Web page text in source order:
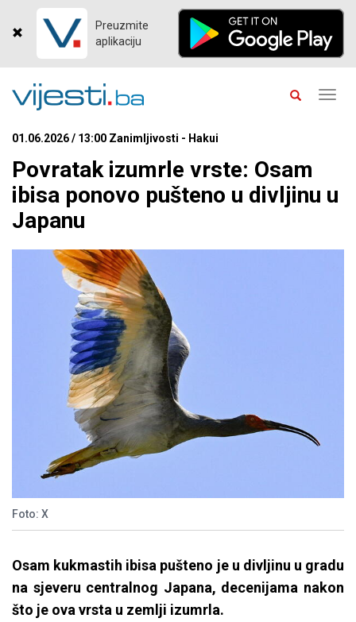
Preuzmite
aplikaciju
01.06.2026 / 13:00 Zanimljivosti - Hakui
Povratak izumrle vrste: Osam
ibisa ponovo pušteno u divljinu u
Japanu
Foto: X
Osam kukmastih ibisa pušteno je u divljinu u gradu
na sjeveru centralnog Japana, decenijama nakon
što je ova vrsta u zemlji izumrla.